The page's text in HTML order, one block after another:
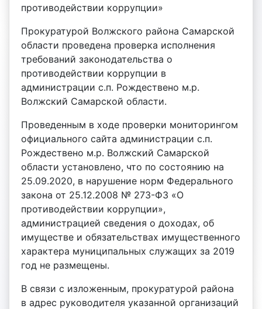
противодействии коррупции»
Прокуратурой Волжского района Самарской
области проведена проверка исполнения
требований законодательства о
противодействии коррупции в
администрации с.п. Рождествено м.р.
Волжский Самарской области.
Проведенным в ходе проверки мониторингом
официального сайта администрации с.п.
Рождествено м.р. Волжский Самарской
области установлено, что по состоянию на
25.09.2020, в нарушение норм Федерального
закона от 25.12.2008 № 273-ФЗ «О
противодействии коррупции»,
администрацией сведения о доходах, об
имуществе и обязательствах имущественного
характера муниципальных служащих за 2019
год не размещены.
В связи с изложенным, прокуратурой района
в адрес руководителя указанной организаций